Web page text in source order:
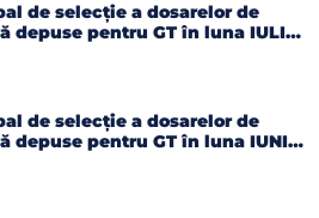
de selecție a dosarelor de
depuse pentru GT în luna IULIE
de selecție a dosarelor de
depuse pentru GT în luna IUNIE